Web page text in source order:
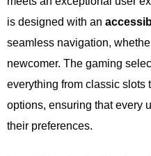
is designed with an
seamless navigation,
newcomer. The gaming
everything from classic slots
options, ensuring that every
their preferences.